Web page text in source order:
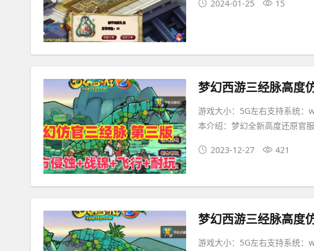
2024-01-25 15
游戏大小：5G左右支持系统
本介绍：梦幻全新高度还原官
2023-12-27 421
游戏大小：5G左右支持系统